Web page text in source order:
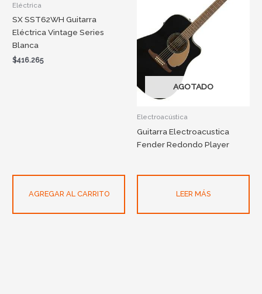
Eléctrica
SX SST62WH Guitarra
Eléctrica Vintage Series
Blanca
$416.265
AGREGAR AL CARRITO
AGOTADO
Electroacústica
Guitarra Electroacustica
Fender Redondo Player
LEER MÁS